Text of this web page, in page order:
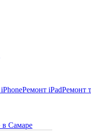
Ремонт iPadРемонт